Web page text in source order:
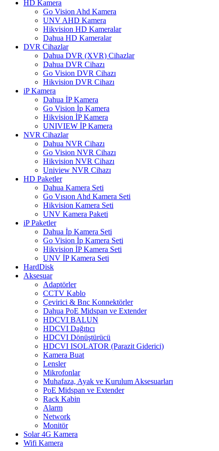
HD Kamera
Go Vision Ahd Kamera
UNV AHD Kamera
Hikvision HD Kameralar
Dahua HD Kameralar
DVR Cihazlar
Dahua DVR (XVR) Cihazlar
Dahua DVR Cihazı
Go Vision DVR Cihazı
Hikvision DVR Cihazı
iP Kamera
Dahua İP Kamera
Go Vision İp Kamera
Hikvision İP Kamera
UNIVIEW İP Kamera
NVR Cihazlar
Dahua NVR Cihazı
Go Vision NVR Cihazı
Hikvision NVR Cihazı
Uniview NVR Cihazı
HD Paketler
Dahua Kamera Seti
Go Vısıon Ahd Kamera Seti
Hikvision Kamera Seti
UNV Kamera Paketi
iP Paketler
Dahua İp Kamera Seti
Go Vision İp Kamera Seti
Hikvision İP Kamera Seti
UNV İP Kamera Seti
HardDisk
Aksesuar
Adaptörler
CCTV Kablo
Çevirici & Bnc Konnektörler
Dahua PoE Midspan ve Extender
HDCVI BALUN
HDCVI Dağıtıcı
HDCVI Dönüştürücü
HDCVI ISOLATOR (Parazit Giderici)
Kamera Buat
Lensler
Mikrofonlar
Muhafaza, Ayak ve Kurulum Aksesuarları
PoE Midspan ve Extender
Rack Kabin
Alarm
Network
Monitör
Solar 4G Kamera
Wifi Kamera